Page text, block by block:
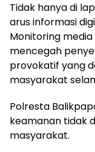
Tidak hanya di
arus informasi
Monitoring
mencegah
provokatif yang
masyarakat
Polresta
keamanan tidak
masyarakat.